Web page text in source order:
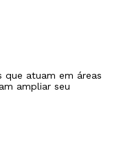
que atuam em áreas
ampliar seu